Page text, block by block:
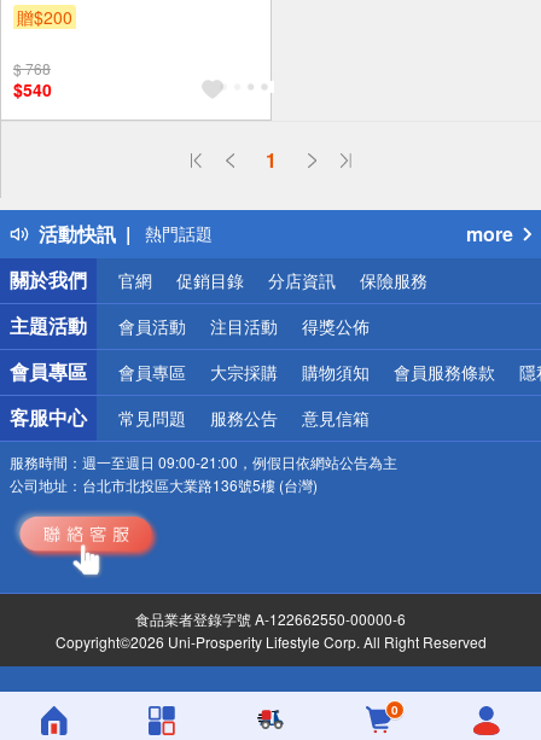
贈$200
$ 768
$540
1
活動快訊
偏遠地區配送
得獎公告
熱門話題
銀行優惠
偏遠地區配送
詐騙網頁！請小心！
more
關於我們
官網 促銷目錄 分店資訊 保險服務
主題活動 會員活動 注目活動 得獎公佈
會員專區 會員專區 大宗採購 購物須知 會員服務條款 隱
客服中心 常見問題 服務公告 意見信箱
服務時間： 週一至週日 09:00-21:00，例假日依網站公告為主
公司地址： 台北市北投區大業路136號5樓 (台灣)
食品業者登錄字號 A-122662550-00000-6
Copyright©2026 Uni-Prosperity Lifestyle Corp. All Right Reserved
0